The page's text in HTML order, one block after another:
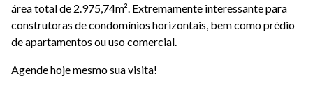
área total de 2.975,74m². Extremamente interessante para
construtoras de condomínios horizontais, bem como prédio
de apartamentos ou uso comercial.
Agende hoje mesmo sua visita!